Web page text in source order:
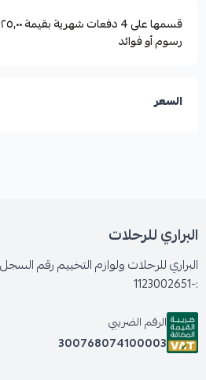
قسمها على 4 دفعات شهرية بقيمة ٢٥٫٠٠
رسوم أو فوائد
السعر
البراري للرحلات
البراري للرحلات ولوازم التخييم رقم
:-1123002651
الرقم الضريبي
300768074100003